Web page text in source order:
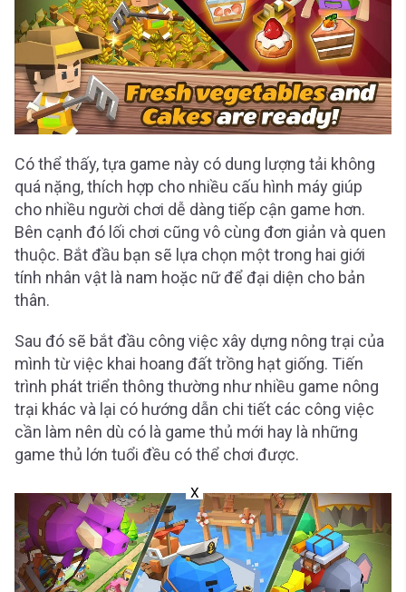
Có thể thấy, tựa game này có dung lượng tải không
quá nặng, thích hợp cho nhiều cấu hình máy giúp
cho nhiều người chơi dễ dàng tiếp cận game hơn.
Bên cạnh đó lối chơi cũng vô cùng đơn giản và quen
thuộc. Bắt đầu bạn sẽ lựa chọn một trong hai giới
tính nhân vật là nam hoặc nữ để đại diện cho bản
thân.
Sau đó sẽ bắt đầu công việc xây dựng nông trại của
mình từ việc khai hoang đất trồng hạt giống. Tiến
trình phát triển thông thường như nhiều game nông
trại khác và lại có hướng dẫn chi tiết các công việc
cần làm nên dù có là game thủ mới hay là những
game thủ lớn tuổi đều có thể chơi được.
X